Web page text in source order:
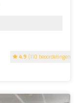
4.9 (110 beoordelingen)